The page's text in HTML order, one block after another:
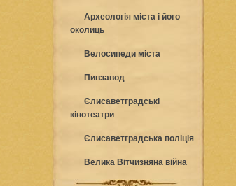
Археологія міста і його
околиць
Велосипеди міста
Пивзавод
Єлисаветградські
кінотеатри
Єлисаветградська поліція
Велика Вітчизняна війна